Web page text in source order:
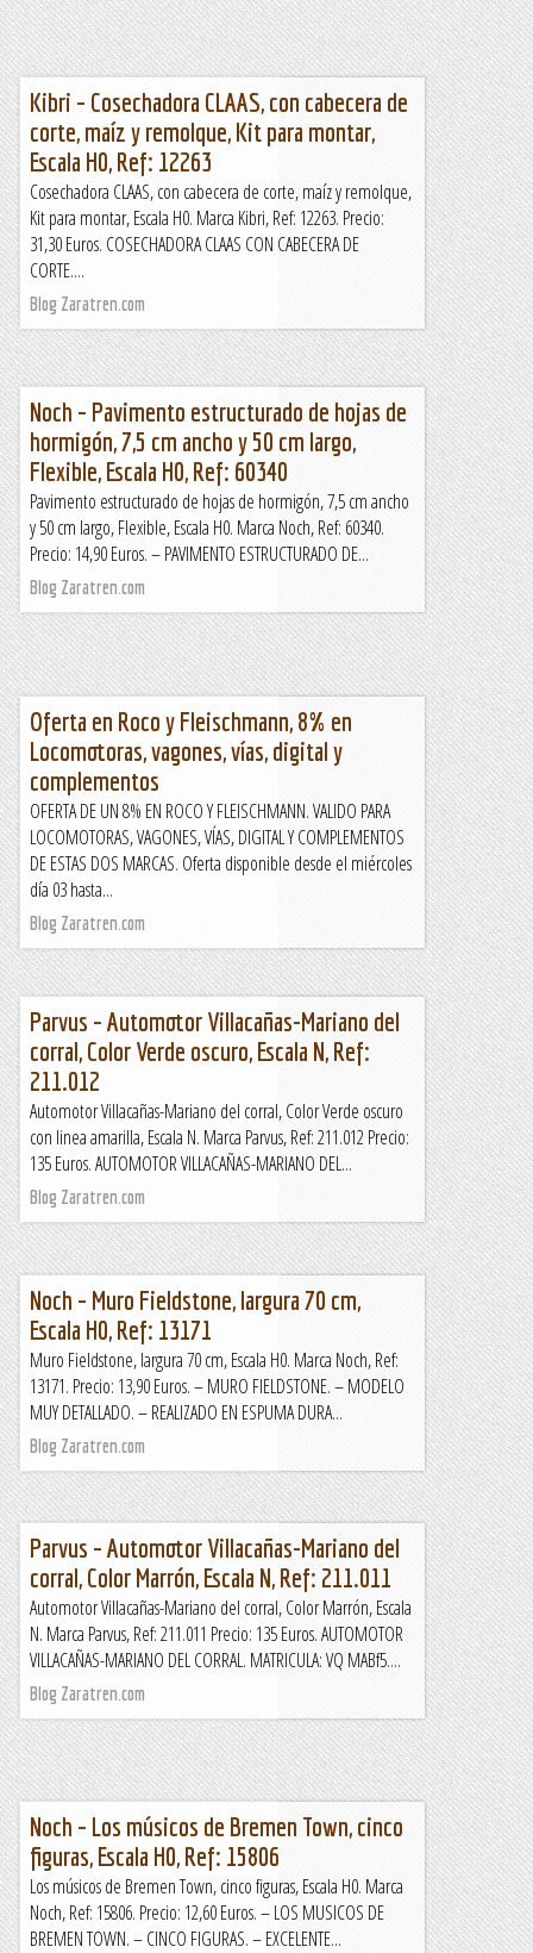
Kibri – Cosechadora CLAAS, con cabecera de
corte, maíz y remolque, Kit para montar,
Escala H0, Ref: 12263
Cosechadora CLAAS, con cabecera de corte, maíz y remolque,
Kit para montar, Escala H0. Marca Kibri, Ref: 12263. Precio:
31,30 Euros. COSECHADORA CLAAS CON CABECERA DE
CORTE....
Blog Zaratren.com
Noch – Pavimento estructurado de hojas de
hormigón, 7,5 cm ancho y 50 cm largo,
Flexible, Escala H0, Ref: 60340
Pavimento estructurado de hojas de hormigón, 7,5 cm ancho
y 50 cm largo, Flexible, Escala H0. Marca Noch, Ref: 60340.
Precio: 14,90 Euros. – PAVIMENTO ESTRUCTURADO DE...
Blog Zaratren.com
Oferta en Roco y Fleischmann, 8% en
Locomotoras, vagones, vías, digital y
complementos
OFERTA DE UN 8% EN ROCO Y FLEISCHMANN. VALIDO PARA
LOCOMOTORAS, VAGONES, VÍAS, DIGITAL Y COMPLEMENTOS
DE ESTAS DOS MARCAS. Oferta disponible desde el miércoles
día 03 hasta...
Blog Zaratren.com
Parvus – Automotor Villacañas-Mariano del
corral, Color Verde oscuro, Escala N, Ref:
211.012
Automotor Villacañas-Mariano del corral, Color Verde oscuro
con linea amarilla, Escala N. Marca Parvus, Ref: 211.012 Precio:
135 Euros. AUTOMOTOR VILLACAÑAS-MARIANO DEL...
Blog Zaratren.com
Noch – Muro Fieldstone, largura 70 cm,
Escala H0, Ref: 13171
Muro Fieldstone, largura 70 cm, Escala H0. Marca Noch, Ref:
13171. Precio: 13,90 Euros. – MURO FIELDSTONE. – MODELO
MUY DETALLADO. – REALIZADO EN ESPUMA DURA...
Blog Zaratren.com
Parvus – Automotor Villacañas-Mariano del
corral, Color Marrón, Escala N, Ref: 211.011
Automotor Villacañas-Mariano del corral, Color Marrón, Escala
N. Marca Parvus, Ref: 211.011 Precio: 135 Euros. AUTOMOTOR
VILLACAÑAS-MARIANO DEL CORRAL. MATRICULA: VQ MABf5....
Blog Zaratren.com
Noch – Los músicos de Bremen Town, cinco
figuras, Escala H0, Ref: 15806
Los músicos de Bremen Town, cinco figuras, Escala H0. Marca
Noch, Ref: 15806. Precio: 12,60 Euros. – LOS MUSICOS DE
BREMEN TOWN. – CINCO FIGURAS. – EXCELENTE...